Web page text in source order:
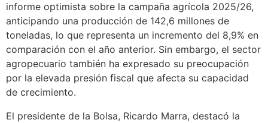
informe optimista sobre la campaña agrícola 2025/26,
anticipando una producción de 142,6 millones de
toneladas, lo que representa un incremento del 8,9% en
comparación con el año anterior. Sin embargo, el sector
agropecuario también ha expresado su preocupación
por la elevada presión fiscal que afecta su capacidad
de crecimiento.
El presidente de la Bolsa, Ricardo Marra, destacó la